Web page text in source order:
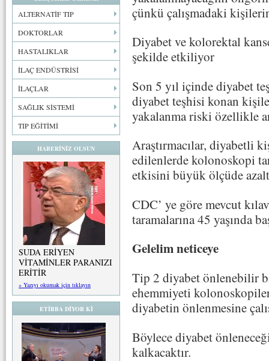
ALTERNATİF TIP
DOKTORLAR
HASTALIKLAR
İLAÇ ENDÜSTRİSİ
İLAÇLAR
SAĞLIK SİSTEMİ
TIP EĞİTİMİ
HABERİNİZ OLSUN
SUDA ERİYEN
VİTAMİNLER PARANIZI
ERİTİR
» Yazıyı okumak için tıklayın
ETİBBA DİYOR Kİ
çünkü çalışmadaki
Diyabet ve kolorektal
şekilde etkiliyor
Son 5 yıl içinde diyabet
diyabet teşhisi konan
yakalanma riski özellikle
Araştırmacılar, diyabetli
edilenlerde kolonoskopi
etkisini büyük ölçüde
CDC’ ye göre mevcut
taramalarına 45 yaşında
Gelelim neticeye
Tip 2 diyabet önlenebilir
ehemmiyeti
diyabetin önlenmesine
Böylece diyabet
kalkacaktır.